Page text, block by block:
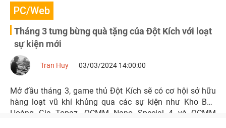
PC/Web
Tháng 3 tưng bừng quà tặng của Đột Kích với loạt
sự kiện mới
Tran Huy 03/03/2024 14:00:00
Mở đầu tháng 3, game thủ Đột Kích sẽ có cơ hội sở hữu
hàng loạt vũ khí khủng qua các sự kiện như Kho Báu
Hoàng Gia Topaz, QCMM Nano Special 4 và QCMM